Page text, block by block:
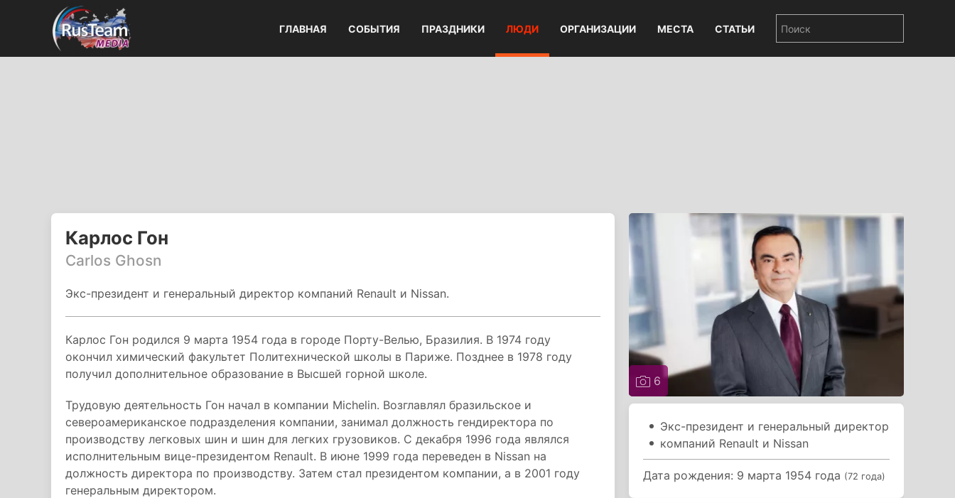
ГЛАВНАЯ СОБЫТИЯ ПРАЗДНИКИ ЛЮДИ ОРГАНИЗАЦИИ МЕСТА СТАТЬИ
Карлос Гон
Carlos Ghosn
Экс-президент и генеральный директор компаний Renault и Nissan.
Карлос Гон родился 9 марта 1954 года в городе Порту-Велью, Бразилия. В 1974 году
окончил химический факультет Политехнической школы в Париже. Позднее в 1978 году
получил дополнительное образование в Высшей горной школе.
Трудовую деятельность Гон начал в компании Michelin. Возглавлял бразильское и
североамериканское подразделения компании, занимал должность гендиректора по
производству легковых шин и шин для легких грузовиков. С декабря 1996 года являлся
исполнительным вице-президентом Renault. В июне 1999 года переведен в Nissan на
должность директора по производству. Затем стал президентом компании, а в 2001 году
генеральным директором.
6
Экс-президент и генеральный директор
компаний Renault и Nissan
Дата рождения: 9 марта 1954 года (72 года)